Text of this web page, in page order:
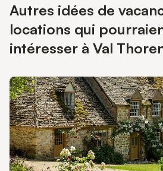
Autres idées de
locations qui
intéresser à Val